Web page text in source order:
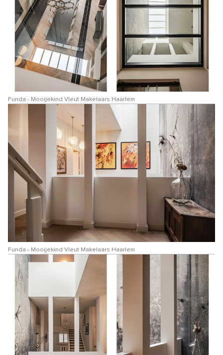
Funda - Mooijekind Vleut Makelaars Haarlem
Funda - Mooijekind Vleut Makelaars Haarlem